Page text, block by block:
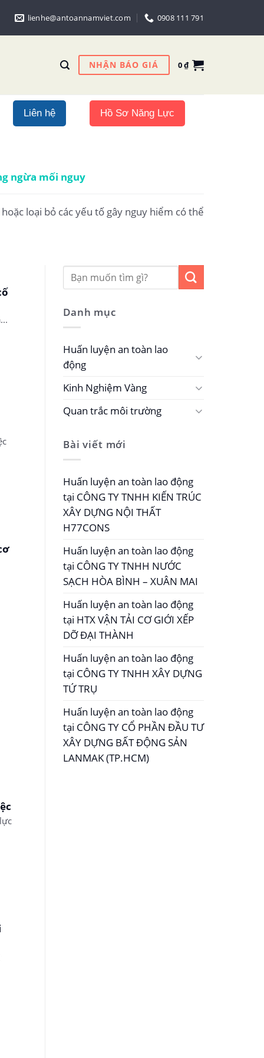
lienhe@antoannamviet.com 0908 111 791
NHẬN BÁO GIÁ 0₫
Liên hệ Hồ Sơ Năng Lực
ngừa mối nguy
loại bỏ các yếu tố gây nguy hiểm có thể
Danh mục
Huấn luyện an toàn lao
động
Kinh Nghiệm Vàng
Quan trắc môi trường
Bài viết mới
Huấn luyện an toàn lao động
tại CÔNG TY TNHH KIẾN TRÚC
XÂY DỰNG NỘI THẤT
H77CONS
Huấn luyện an toàn lao động
tại CÔNG TY TNHH NƯỚC
SẠCH HÒA BÌNH – XUÂN MAI
Huấn luyện an toàn lao động
tại HTX VẬN TẢI CƠ GIỚI XẾP
DỠ ĐẠI THÀNH
Huấn luyện an toàn lao động
tại CÔNG TY TNHH XÂY DỰNG
TỨ TRỤ
Huấn luyện an toàn lao động
tại CÔNG TY CỔ PHẦN ĐẦU TƯ
XÂY DỰNG BẤT ĐỘNG SẢN
LANMAK (TP.HCM)